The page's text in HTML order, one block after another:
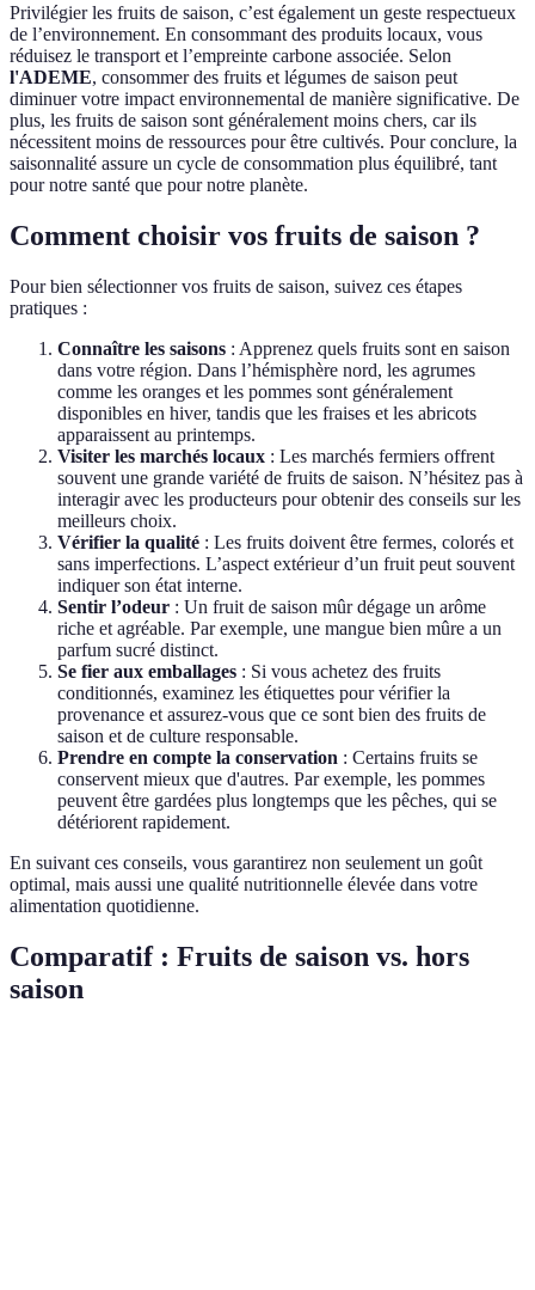
Privilégier les fruits de saison, c’est également un geste respectueux
de l’environnement. En consommant des produits locaux, vous
réduisez le transport et l’empreinte carbone associée. Selon
l'ADEME, consommer des fruits et légumes de saison peut
diminuer votre impact environnemental de manière significative. De
plus, les fruits de saison sont généralement moins chers, car ils
nécessitent moins de ressources pour être cultivés. Pour conclure, la
saisonnalité assure un cycle de consommation plus équilibré, tant
pour notre santé que pour notre planète.
Comment choisir vos fruits de saison ?
Pour bien sélectionner vos fruits de saison, suivez ces étapes
pratiques :
Connaître les saisons : Apprenez quels fruits sont en saison
dans votre région. Dans l’hémisphère nord, les agrumes
comme les oranges et les pommes sont généralement
disponibles en hiver, tandis que les fraises et les abricots
apparaissent au printemps.
Visiter les marchés locaux : Les marchés fermiers offrent
souvent une grande variété de fruits de saison. N’hésitez pas à
interagir avec les producteurs pour obtenir des conseils sur les
meilleurs choix.
Vérifier la qualité : Les fruits doivent être fermes, colorés et
sans imperfections. L’aspect extérieur d’un fruit peut souvent
indiquer son état interne.
Sentir l’odeur : Un fruit de saison mûr dégage un arôme
riche et agréable. Par exemple, une mangue bien mûre a un
parfum sucré distinct.
Se fier aux emballages : Si vous achetez des fruits
conditionnés, examinez les étiquettes pour vérifier la
provenance et assurez-vous que ce sont bien des fruits de
saison et de culture responsable.
Prendre en compte la conservation : Certains fruits se
conservent mieux que d'autres. Par exemple, les pommes
peuvent être gardées plus longtemps que les pêches, qui se
détériorent rapidement.
En suivant ces conseils, vous garantirez non seulement un goût
optimal, mais aussi une qualité nutritionnelle élevée dans votre
alimentation quotidienne.
Comparatif : Fruits de saison vs. hors
saison